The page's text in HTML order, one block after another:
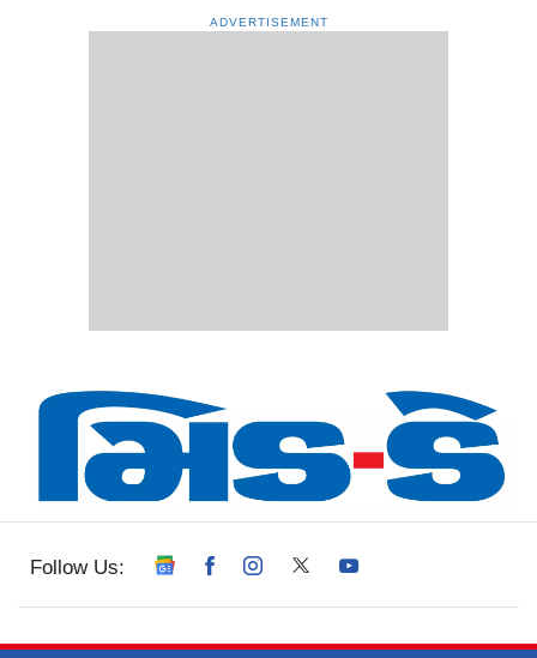
ADVERTISEMENT
Follow Us: